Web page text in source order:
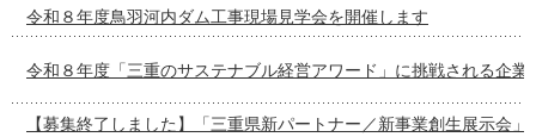
令和８年度鳥羽河内ダム工事現場見学会を開催します
令和８年度「三重のサステナブル経営アワード」に挑戦される企業
【募集終了しました】「三重県新パートナー／新事業創生展示会